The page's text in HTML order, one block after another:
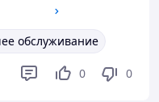
обслуживание
0 0